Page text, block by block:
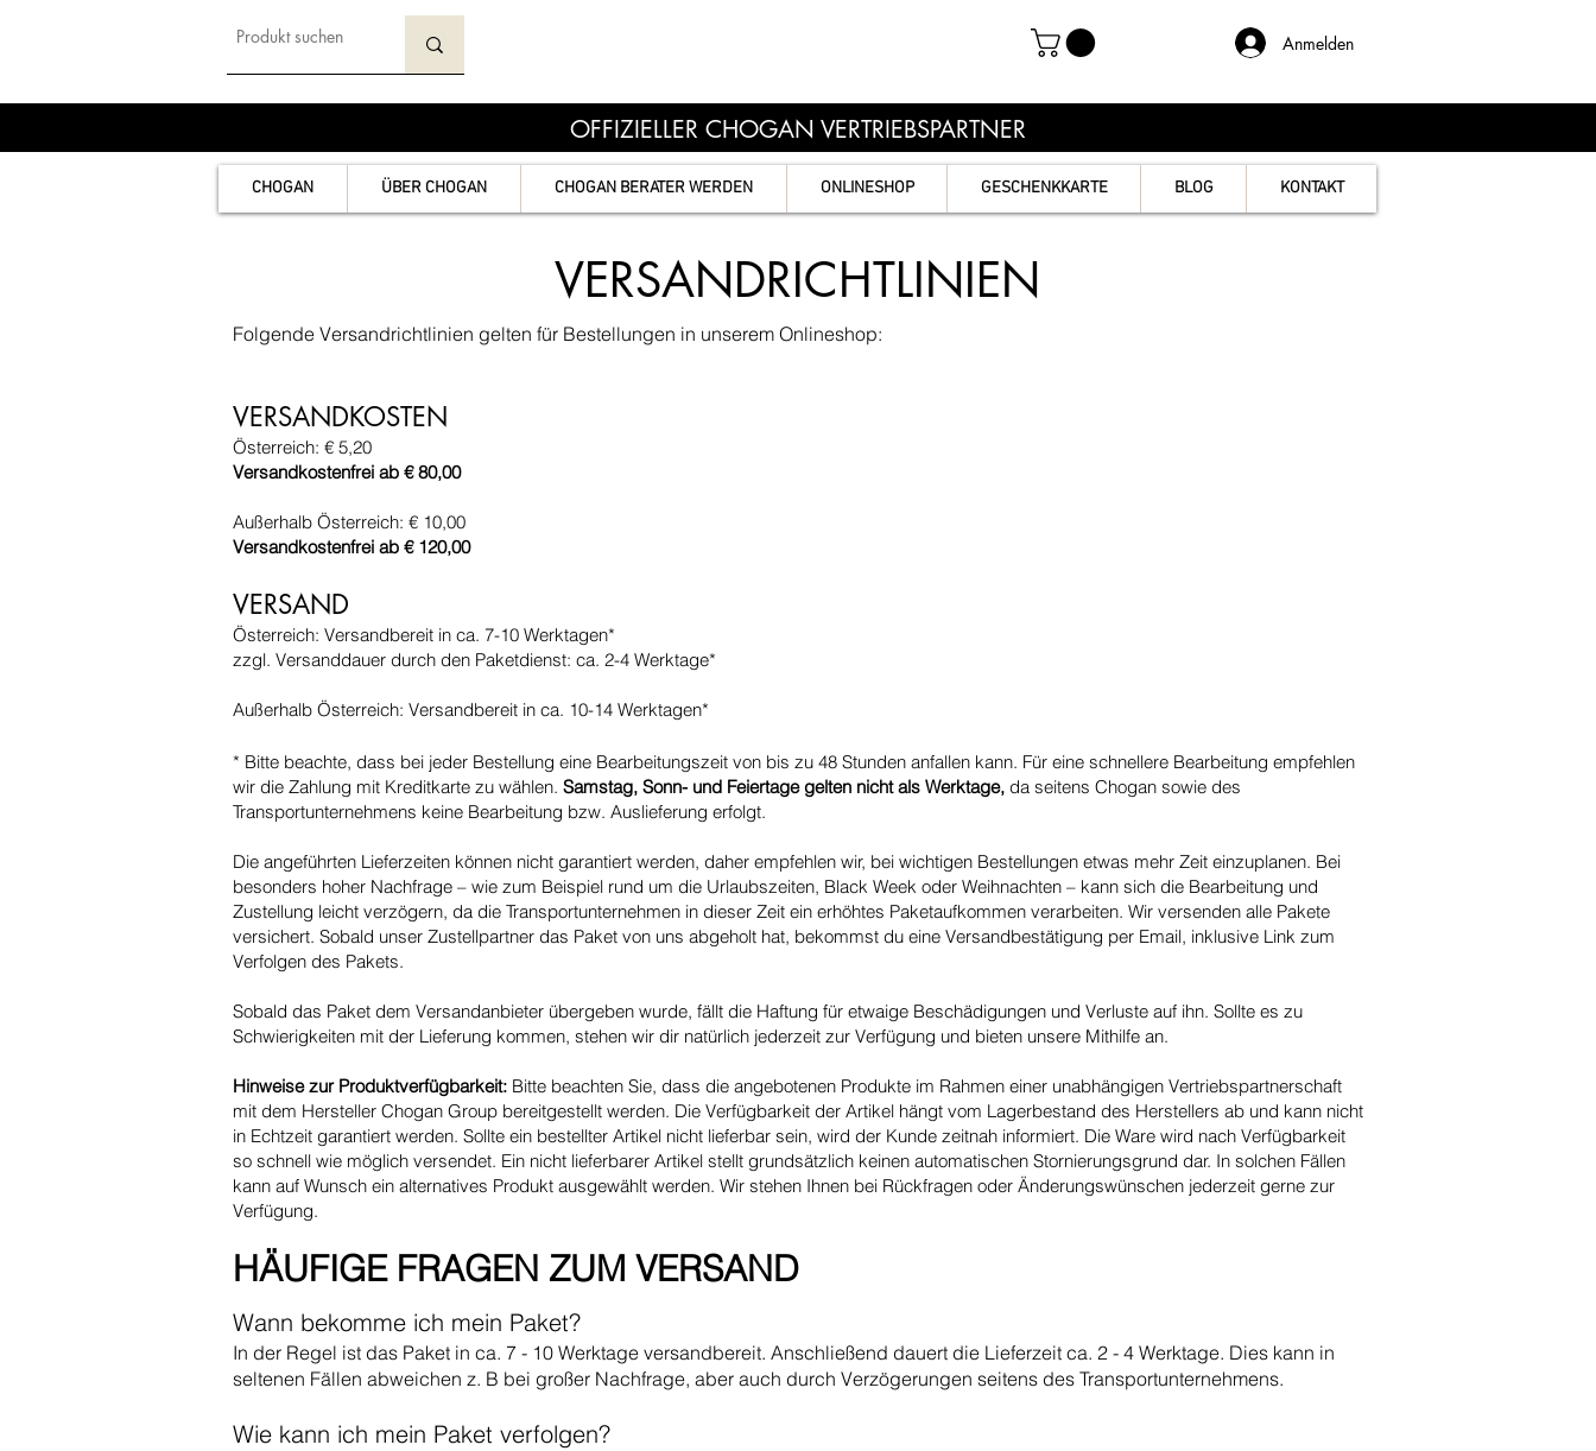
Anmelden
OFFIZIELLER CHOGAN VERTRIEBSPARTNER
CHOGAN ÜBER CHOGAN CHOGAN BERATER WERDEN ONLINESHOP GESCHENKKARTE BLOG KONTAKT
VERSANDRICHTLINIEN
Folgende Versandrichtlinien gelten für Bestellungen in unserem Onlineshop:
VERSANDKOSTEN
Österreich: € 5,20
Versandkostenfrei ab € 80,00
Außerhalb Österreich: € 10,00
Versandkostenfrei ab € 120,00
VERSAND
Österreich: Versandbereit in ca. 7-10 Werktagen*​
zzgl. Versanddauer durch den Paketdienst: ca. 2-4 Werktage*
Außerhalb Österreich: Versandbereit in ca. 10-14 Werktagen*
* Bitte beachte, dass bei jeder Bestellung eine Bearbeitungszeit von bis zu 48 Stunden anfallen kann. Für eine schnellere Bearbeitung empfehlen
wir die Zahlung mit Kreditkarte zu wählen. Samstag, Sonn- und Feiertage gelten nicht als Werktage, da seitens Chogan sowie des
Transportunternehmens keine Bearbeitung bzw. Auslieferung erfolgt.
Die angeführten Lieferzeiten können nicht garantiert werden, daher empfehlen wir, bei wichtigen Bestellungen etwas mehr Zeit einzuplanen. Bei
besonders hoher Nachfrage – wie zum Beispiel rund um die Urlaubszeiten, Black Week oder Weihnachten – kann sich die Bearbeitung und
Zustellung leicht verzögern, da die Transportunternehmen in dieser Zeit ein erhöhtes Paketaufkommen verarbeiten. Wir versenden alle Pakete
versichert. Sobald unser Zustellpartner das Paket von uns abgeholt hat, bekommst du eine Versandbestätigung per Email, inklusive Link zum
Verfolgen des Pakets.
Sobald das Paket dem Versandanbieter übergeben wurde, fällt die Haftung für etwaige Beschädigungen und Verluste auf ihn. Sollte es zu
Schwierigkeiten mit der Lieferung kommen, stehen wir dir natürlich jederzeit zur Verfügung und bieten unsere Mithilfe an.
Hinweise zur Produktverfügbarkeit: Bitte beachten Sie, dass die angebotenen Produkte im Rahmen einer unabhängigen Vertriebspartnerschaft
mit dem Hersteller Chogan Group bereitgestellt werden. Die Verfügbarkeit der Artikel hängt vom Lagerbestand des Herstellers ab und kann nicht
in Echtzeit garantiert werden. Sollte ein bestellter Artikel nicht lieferbar sein, wird der Kunde zeitnah informiert. Die Ware wird nach Verfügbarkeit
so schnell wie möglich versendet. Ein nicht lieferbarer Artikel stellt grundsätzlich keinen automatischen Stornierungsgrund dar. In solchen Fällen
kann auf Wunsch ein alternatives Produkt ausgewählt werden. Wir stehen Ihnen bei Rückfragen oder Änderungswünschen jederzeit gerne zur
Verfügung.
HÄUFIGE FRAGEN ZUM VERSAND
Wann bekomme ich mein Paket?
In der Regel ist das Paket in ca. 7 - 10 Werktage versandbereit. Anschließend dauert die Lieferzeit ca. 2 - 4 Werktage. Dies kann in
seltenen Fällen abweichen z. B bei großer Nachfrage, aber auch durch Verzögerungen seitens des Transportunternehmens.
Wie kann ich mein Paket verfolgen?